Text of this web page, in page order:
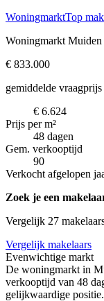
WoningmarktTop
Woningmarkt Muiden
€ 833.000
gemiddelde vraagprijs
€ 6.624
Prijs per m²
48 dagen
Gem. verkooptijd
90
Verkocht afgelopen
Zoek je een
Vergelijk 27
Vergelijk makelaars
Evenwichtige markt
De woningmarkt in
verkooptijd van 48
gelijkwaardige positie.